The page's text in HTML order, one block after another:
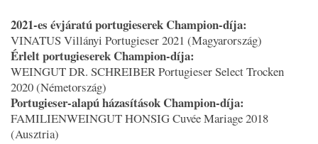
2021-es évjáratú portugieserek Champion-díja:
VINATUS Villányi Portugieser 2021 (Magyarország)
Érlelt portugieserek Champion-díja:
WEINGUT DR. SCHREIBER Portugieser Select Trocken
2020 (Németország)
Portugieser-alapú házasítások Champion-díja:
FAMILIENWEINGUT HONSIG Cuvée Mariage 2018
(Ausztria)